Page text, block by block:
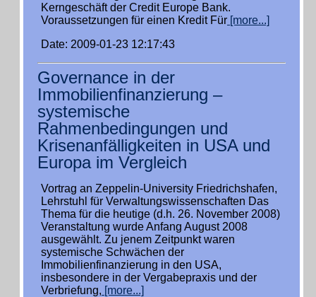
Kerngeschäft der Credit Europe Bank.
Voraussetzungen für einen Kredit Für [more...]
Date: 2009-01-23 12:17:43
Governance in der
Immobilienfinanzierung –
systemische
Rahmenbedingungen und
Krisenanfälligkeiten in USA und
Europa im Vergleich
Vortrag an Zeppelin-University Friedrichshafen,
Lehrstuhl für Verwaltungswissenschaften Das
Thema für die heutige (d.h. 26. November 2008)
Veranstaltung wurde Anfang August 2008
ausgewählt. Zu jenem Zeitpunkt waren
systemische Schwächen der
Immobilienfinanzierung in den USA,
insbesondere in der Vergabepraxis und der
Verbriefung, [more...]